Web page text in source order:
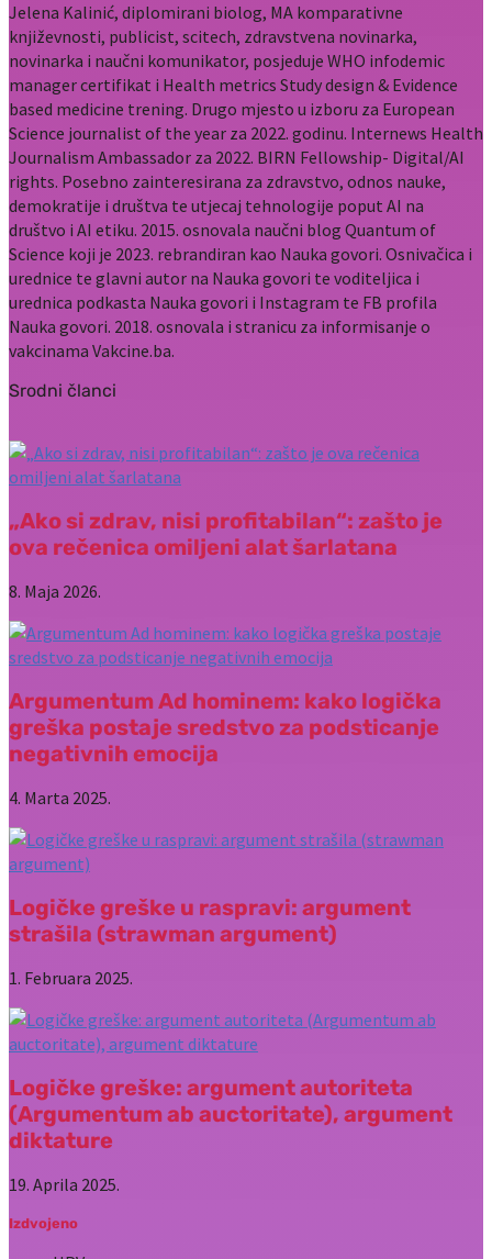
Jelena Kalinić, diplomirani biolog, MA komparativne
književnosti, publicist, scitech, zdravstvena novinarka,
novinarka i naučni komunikator, posjeduje WHO infodemic
manager certifikat i Health metrics Study design & Evidence
based medicine trening. Drugo mjesto u izboru za European
Science journalist of the year za 2022. godinu. Internews Health
Journalism Ambassador za 2022. BIRN Fellowship- Digital/AI
rights. Posebno zainteresirana za zdravstvo, odnos nauke,
demokratije i društva te utjecaj tehnologije poput AI na
društvo i AI etiku. 2015. osnovala naučni blog Quantum of
Science koji je 2023. rebrandiran kao Nauka govori. Osnivačica i
urednice te glavni autor na Nauka govori te voditeljica i
urednica podkasta Nauka govori i Instagram te FB profila
Nauka govori. 2018. osnovala i stranicu za informisanje o
vakcinama Vakcine.ba.
Srodni članci
„Ako si zdrav, nisi profitabilan“: zašto je
ova rečenica omiljeni alat šarlatana
8. Maja 2026.
Argumentum Ad hominem: kako logička
greška postaje sredstvo za podsticanje
negativnih emocija
4. Marta 2025.
Logičke greške u raspravi: argument
strašila (strawman argument)
1. Februara 2025.
Logičke greške: argument autoriteta
(Argumentum ab auctoritate), argument
diktature
19. Aprila 2025.
Izdvojeno